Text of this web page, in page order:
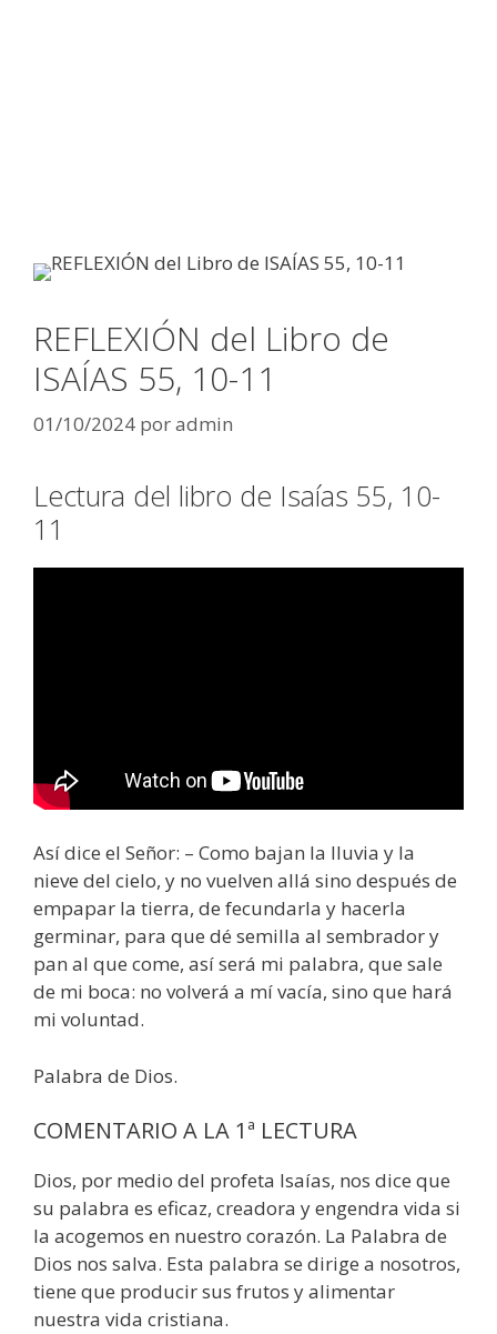
REFLEXIÓN del Libro de
ISAÍAS 55, 10-11
01/10/2024 poradmin
Lectura del libro de Isaías 55, 10-
11
Así dice el Señor: – Como bajan la lluvia y la
nieve del cielo, y no vuelven allá sino después de
empapar la tierra, de fecundarla y hacerla
germinar, para que dé semilla al sembrador y
pan al que come, así será mi palabra, que sale
de mi boca: no volverá a mí vacía, sino que hará
mi voluntad.
Palabra de Dios.
COMENTARIO A LA 1ª LECTURA
Dios, por medio del profeta Isaías, nos dice que
su palabra es eficaz, creadora y engendra vida si
la acogemos en nuestro corazón. La Palabra de
Dios nos salva. Esta palabra se dirige a nosotros,
tiene que producir sus frutos y alimentar
nuestra vida cristiana.